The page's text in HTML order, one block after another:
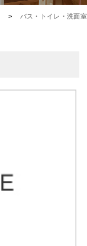
>
バス・トイレ・洗面室